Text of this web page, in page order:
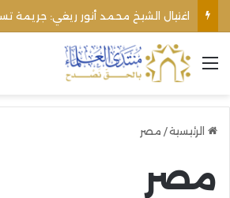
القائمة
الرئيسية/ مصر
مصر